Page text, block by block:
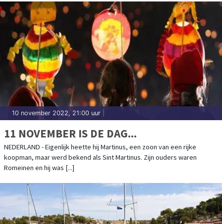
10 november 2022, 21:00 uur
11 NOVEMBER IS DE DAG...
NEDERLAND - Eigenlijk heette hij Martinus, een zoon van een rijke
koopman, maar werd bekend als Sint Martinus. Zijn ouders waren
Romeinen en hij was [...]